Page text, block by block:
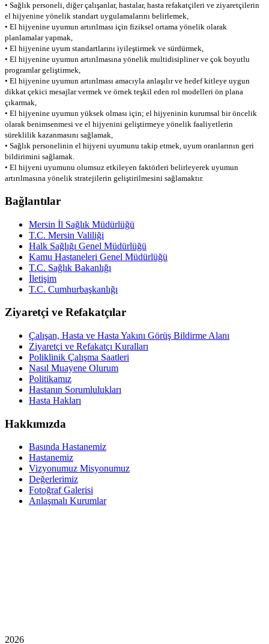
• Sağlık personeli, diğer çalışanlar, hastalar, hasta refakatçileri ve ziyaretçilerin
el hijyenine yönelik standart uygulamalarını belirlemek,
• El hijyenine uyumun artırılması için fiziksel ortama yönelik olarak
planlamalar yapmak,
• El hijyenine uyum standartlarını iyileştirmek ve sürdürmek,
• El hijyenine uyumun artırılmasına yönelik multidisipliner ve çok boyutlu
programlar geliştirmek,
• El hijyenine uyumun artırılması amacıyla anlaşılır ve hedef kitleye uygun
dikkat çekici mesajlar vermek ve örnek teşkil eden rol modelleri ön plana
çıkarmak,
• El hijyenine uyumun yüksek olması için; el hijyeninin kurumsal bir öncelik
olarak benimsenmesi ve el hijyenini geliştirmeye yönelik faaliyetlerin
süreklilik kazanmasını sağlamak,
• Sağlık personelinin el hijyeni uyumunu takip etmek, uyum oranlarının geri
bildirimini sağlamak.
• El hijyeni uyumunu olumsuz etkileyen faktörleri belirleyerek uyumun
artırılmasına yönelik stratejilerin geliştirilmesini sağlamaktır.
Bağlantılar
Mersin İl Sağlık Müdürlüğü
T.C. Mersin Valiliği
Halk Sağlığı Genel Müdürlüğü
Kamu Hastaneleri Genel Müdürlüğü
T.C. Sağlık Bakanlığı
İletişim
T.C. Cumhurbaşkanlığı
Ziyaretçi ve Refakatçılar
Çalışan, Hasta ve Hasta Yakını Görüş Bildirme Alanı
Ziyaretçi ve Refakatçı Kuralları
Poliklinik Çalışma Saatleri
Nasıl Muayene Olurum
Politikamız
Hastanın Sorumlulukları
Hasta Hakları
Hakkımızda
Basında Hastanemiz
Hastanemiz
Vizyonumuz Misyonumuz
Değerlerimiz
Fotoğraf Galerisi
Anlaşmalı Kurumlar
2026